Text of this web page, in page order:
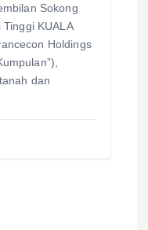
Sokong
KUALA
Holdings
dan